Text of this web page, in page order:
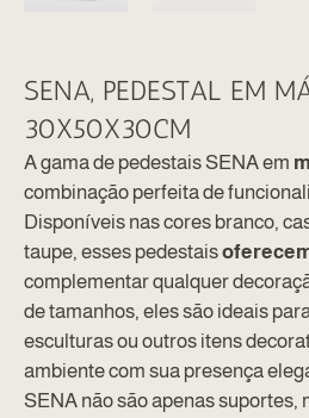
SENA, PEDESTAL EM
30X50X30CM
A gama de pedestais SENA em
combinação perfeita de
Disponíveis nas cores branco,
taupe, esses pedestais
complementar qualquer
de tamanhos, eles são ideais
esculturas ou outros itens
ambiente com sua presença
SENA não são apenas suportes,